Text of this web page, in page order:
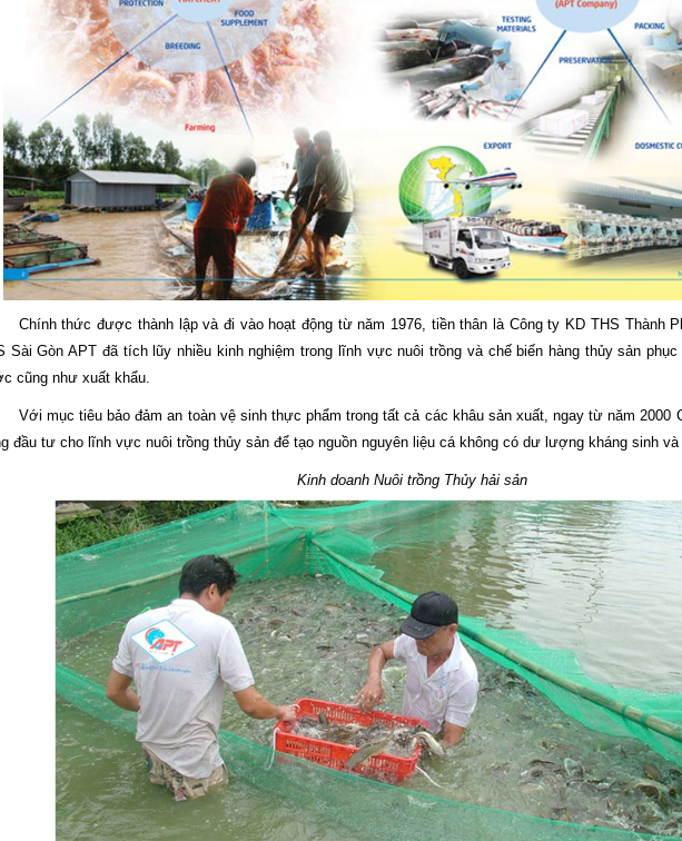
Chính thức được thành lập và đi vào hoạt động từ năm 1976, tiền thân là Công ty KD THS Thành
Sài Gòn APT đã tích lũy nhiều kinh nghiệm trong lĩnh vực nuôi trồng và chế biến hàng thủy sản
cũng như xuất khẩu.
Với mục tiêu bảo đảm an toàn vệ sinh thực phẩm trong tất cả các khâu sản xuất, ngay từ năm 2000
đầu tư cho lĩnh vực nuôi trồng thủy sản để tạo nguồn nguyên liệu cá không có dư lượng kháng sinh và
Kinh doanh Nuôi trồng Thủy hải sản